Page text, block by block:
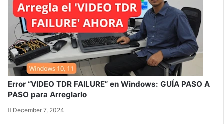
Error “VIDEO TDR FAILURE” en Windows: GUÍA PASO A
PASO para Arreglarlo
December 7, 2024